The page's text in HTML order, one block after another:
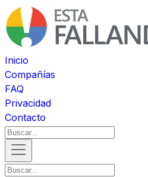
Inicio
Compañías
FAQ
Privacidad
Contacto